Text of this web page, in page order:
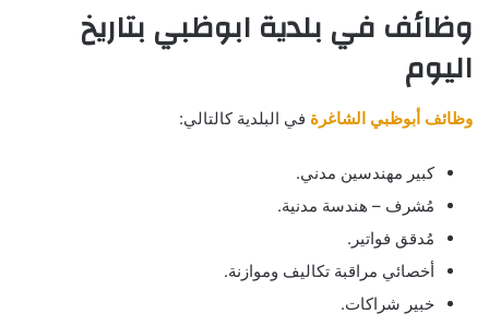
وظائف في بلدية ابوظبي بتاريخ
اليوم
وظائف أبوظبي الشاغرة في البلدية كالتالي:
كبير مهندسين مدني.
مُشرف – هندسة مدنية.
مُدقق فواتير.
أخصائي مراقبة تكاليف وموازنة.
خبير شراكات.